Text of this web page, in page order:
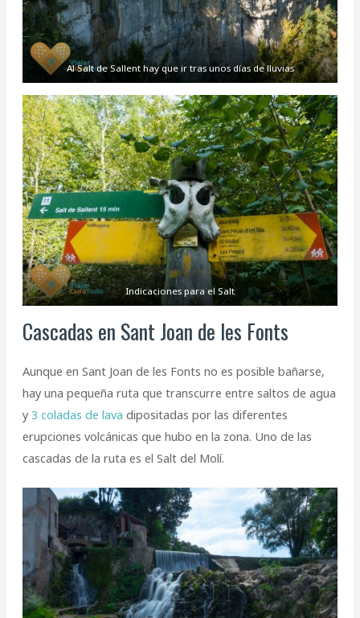
Al Salt de Sallent hay que ir tras unos días de lluvias
Indicaciones para el Salt
Cascadas en Sant Joan de les Fonts
Aunque en Sant Joan de les Fonts no es posible bañarse,
hay una pequeña ruta que transcurre entre saltos de agua
y 3 coladas de lava dipositadas por las diferentes
erupciones volcánicas que hubo en la zona. Uno de las
cascadas de la ruta es el Salt del Molí.